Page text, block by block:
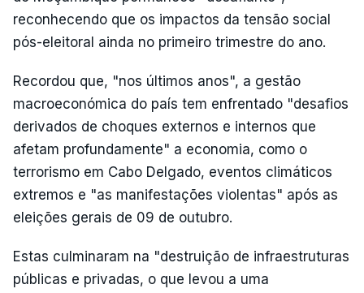
reconhecendo que os impactos da tensão social
pós-eleitoral ainda no primeiro trimestre do ano.
Recordou que, "nos últimos anos", a gestão
macroeconómica do país tem enfrentado "desafios
derivados de choques externos e internos que
afetam profundamente" a economia, como o
terrorismo em Cabo Delgado, eventos climáticos
extremos e "as manifestações violentas" após as
eleições gerais de 09 de outubro.
Estas culminaram na "destruição de infraestruturas
públicas e privadas, o que levou a uma